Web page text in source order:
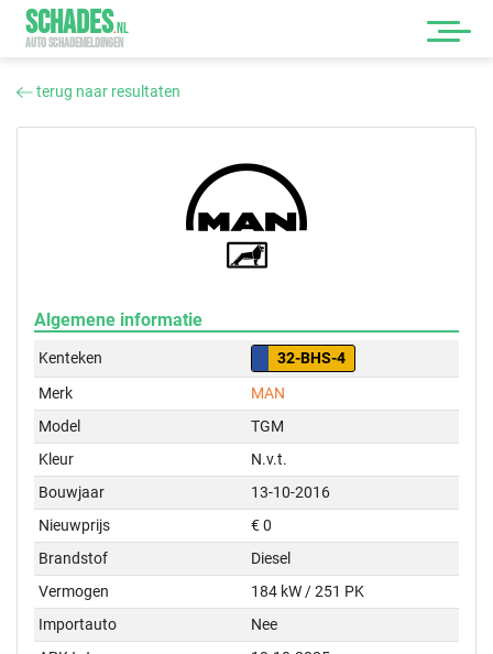
SCHADES.NL
AUTO SCHADEMELDINGEN
terug naar resultaten
Algemene informatie
Kenteken
32-BHS-4
Merk
MAN
Model
TGM
Kleur
N.v.t.
Bouwjaar
13-10-2016
Nieuwprijs
€ 0
Brandstof
Diesel
Vermogen
184 kW / 251 PK
Importauto
Nee